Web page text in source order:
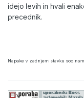
idejo levih in hvali
precednik.
Napake v zadnjem stavku soo